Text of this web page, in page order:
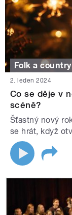
Folk a country
2. leden 2024
Co se děje v
scéně?
Šťastný nový
se hrát, když